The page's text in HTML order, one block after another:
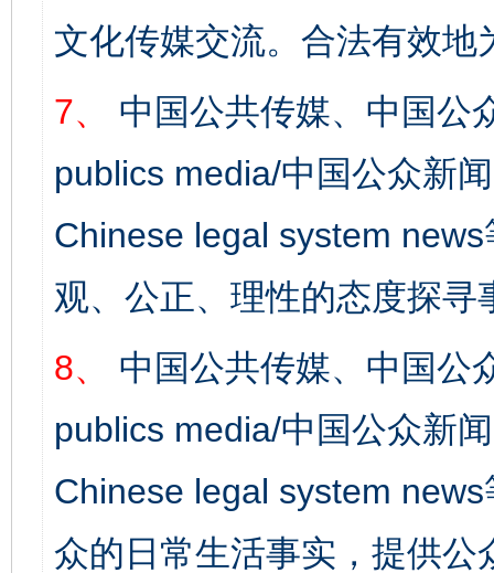
文化传媒交流。合法有效地
7、
中国公共传媒、中国公
publics media/中国公众新
Chinese legal system
观、公正、理性的态度探寻
8、
中国公共传媒、中国公
publics media/中国公众新
Chinese legal system
众的日常生活事实，提供